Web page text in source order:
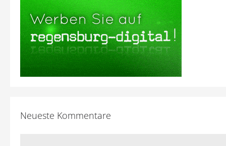
Neueste Kommentare